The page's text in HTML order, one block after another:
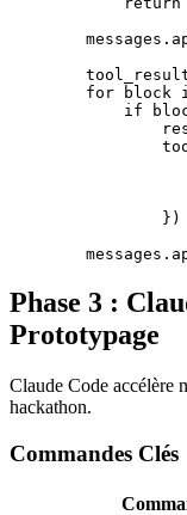
for block
if
                })
Phase 3 :
Prototypage
Claude Code accélère
hackathon.
Commandes Clés